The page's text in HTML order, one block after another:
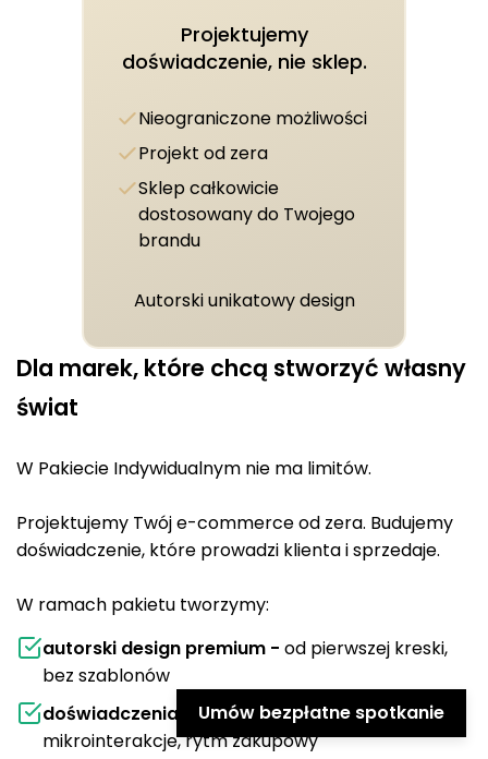
Dla marek, które chcą stworzyć własny
świat
W Pakiecie Indywidualnym nie ma limitów.
Projektujemy Twój e-commerce od zera. Budujemy
doświadczenie, które prowadzi klienta i sprzedaje.
W ramach pakietu tworzymy:
autorski design premium - od pierwszej kreski,
bez szablonów
doświadczenia użytkownika: ścieżki,
mikrointerakcje, rytm zakupowy
Projektujemy
doświadczenie, nie sklep.
Nieograniczone możliwości
Projekt od zera
Sklep całkowicie
dostosowany do Twojego
brandu
Autorski unikatowy design
Umów bezpłatne spotkanie